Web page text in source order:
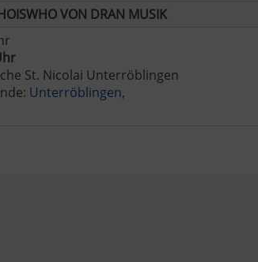
VON DRAN MUSIK
St. Nicolai Unterröblingen
Unterröblingen,